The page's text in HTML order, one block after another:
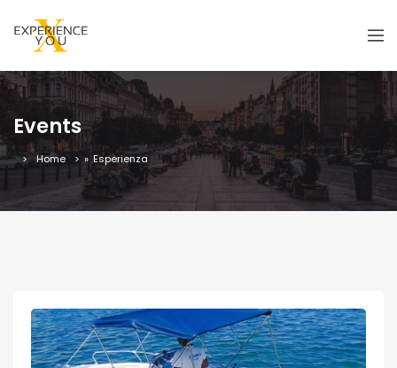
Events
Home » Esperienza